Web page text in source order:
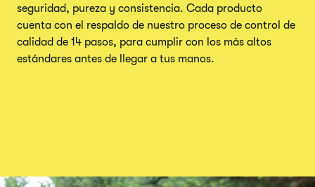
seguridad, pureza y consistencia. Cada producto
cuenta con el respaldo de nuestro proceso de control de
calidad de 14 pasos, para cumplir con los más altos
estándares antes de llegar a tus manos.